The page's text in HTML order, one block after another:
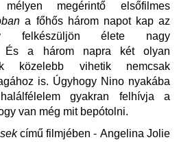
megérintő elsőfilmes
a főhős három napot kap az
felkészüljön élete nagy
És a három napra két olyan
közelebb vihetik nemcsak
is. Úgyhogy Nino nyakába
gyakran felhívja a
van még mit bepótolni.
című filmjében - Angelina Jolie